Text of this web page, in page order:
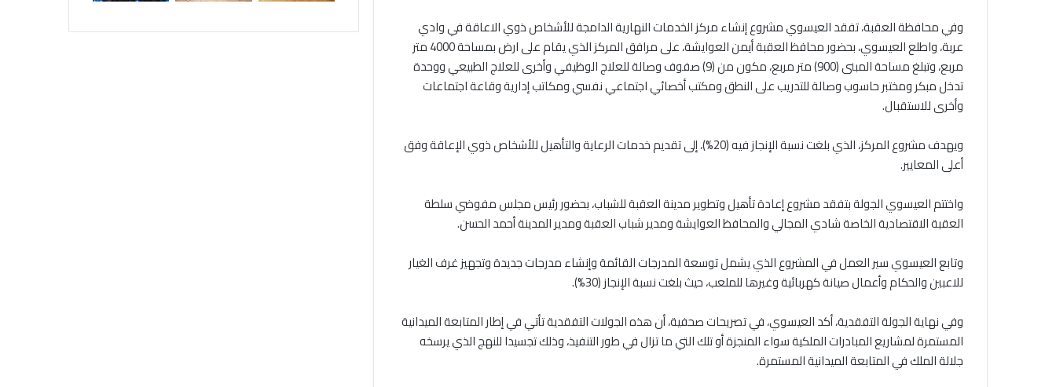
وفي محافظة العقبة، تفقد العيسوي مشروع إنشاء مركز الخدمات النهارية الدامجة للأشخاص ذوي الاعاقة في وادي
عربة، واطلع العيسوي، بحضور محافظ العقبة أيمن العوايشة، على مرافق المركز الذي يقام على ارض بمساحة 4000 متر
مربع، وتبلغ مساحة المبنى (900) متر مربع، مكون من (9) صفوف وصالة للعلاج الوظيفي وأخرى للعلاج الطبيعي ووحدة
تدخل مبكر ومختبر حاسوب وصالة للتدريب على النطق ومكتب أخصائي اجتماعي نفسي ومكاتب إدارية وقاعة اجتماعات
وأخرى للاستقبال.
ويهدف مشروع المركز، الذي بلغت نسبة الإنجاز فيه (20%)، إلى تقديم خدمات الرعاية والتأهيل للأشخاص ذوي الإعاقة وفق
أعلى المعايير.
واختتم العيسوي الجولة بتفقد مشروع إعادة تأهيل وتطوير مدينة العقبة للشباب، بحضور رئيس مجلس مفوضي سلطة
العقبة الاقتصادية الخاصة شادي المجالي والمحافظ العوايشة ومدير شباب العقبة ومدير المدينة أحمد الحسن.
وتابع العيسوي سير العمل في المشروع الذي يشمل توسعة المدرجات القائمة وإنشاء مدرجات جديدة وتجهيز غرف الغيار
للاعبين والحكام وأعمال صيانة كهربائية وغيرها للملعب، حيث بلغت نسبة الإنجاز (30%).
وفي نهاية الجولة التفقدية، أكد العيسوي، في تصريحات صحفية، أن هذه الجولات التفقدية تأتي في إطار المتابعة الميدانية
المستمرة لمشاريع المبادرات الملكية سواء المنجزة أو تلك التي ما تزال في طور التنفيذ، وذلك تجسيدا للنهج الذي يرسخه
جلالة الملك في المتابعة الميدانية المستمرة.